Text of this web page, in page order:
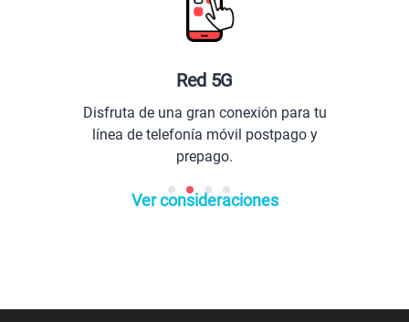
de una gran conexión para tu
de telefonía móvil postpago y
Ver consideraciones